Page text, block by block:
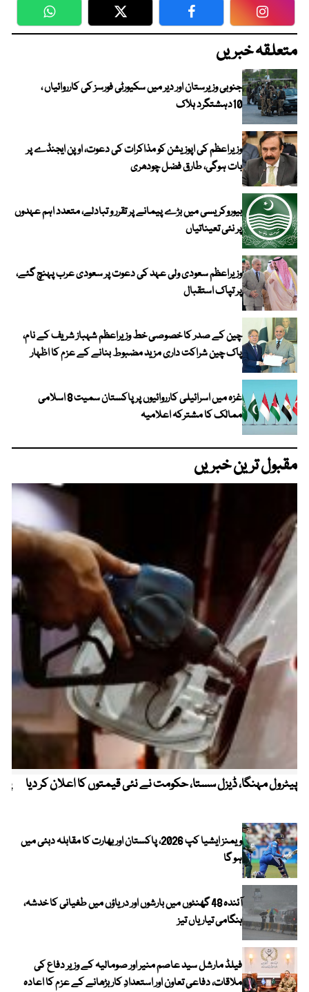
WhatsApp Twitter Facebook
متعلقہ خبریں
جنوبی وزیرستان اور دیر میں سکیورٹی فورسز کی کارروائیاں ،
10دہشتگرد ہلاک
وزیراعظم کی اپوزیشن کو مذاکرات کی دعوت، اوپن ایجنڈے پر
بات ہوگی، طارق فضل چودھری
بیوروکریسی میں بڑے پیمانے پر تقرر و تبادلے، متعدد اہم عہدوں
پر نئی تعیناتیاں
وزیراعظم سعودی ولی عہد کی دعوت پر سعودی عرب پہنچ گئے،
پر تپاک استقبال
چین کے صدر کا خصوصی خط وزیراعظم شہباز شریف کے نام،
پاک چین شراکت داری مزید مضبوط بنانے کے عزم کا اظہار
غزہ میں اسرائیلی کارروائیوں پر پاکستان سمیت 8 اسلامی
ممالک کا مشترکہ اعلامیہ
مقبول ترین خبریں
پیٹرول مہنگا، ڈیزل سستا، حکومت نے نئی قیمتوں کا اعلان کر دیا
ویمنز ایشیا کپ 2026، پاکستان اور بھارت کا مقابلہ دبئی میں
ہو گا
آئندہ 48 گھنٹوں میں بارشوں اور دریاؤں میں طغیانی کا خدشہ،
ہنگامی تیاریاں تیز
فیلڈ مارشل سید عاصم منیر اور صومالیہ کے وزیر دفاع کی
ملاقات، دفاعی تعاون اور استعدادِ کار بڑھانے کے عزم کا اعادہ